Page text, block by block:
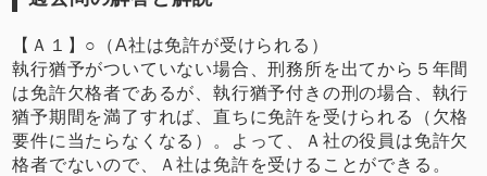
【Ａ１】○（A社は免許が受けられる）
執行猶予がついていない場合、刑務所を出てから５年間
は免許欠格者であるが、執行猶予付きの刑の場合、執行
猶予期間を満了すれば、直ちに免許を受けられる（欠格
要件に当たらなくなる）。よって、Ａ社の役員は免許欠
格者でないので、Ａ社は免許を受けることができる。